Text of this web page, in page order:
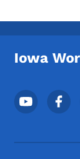
Iowa
Menu des